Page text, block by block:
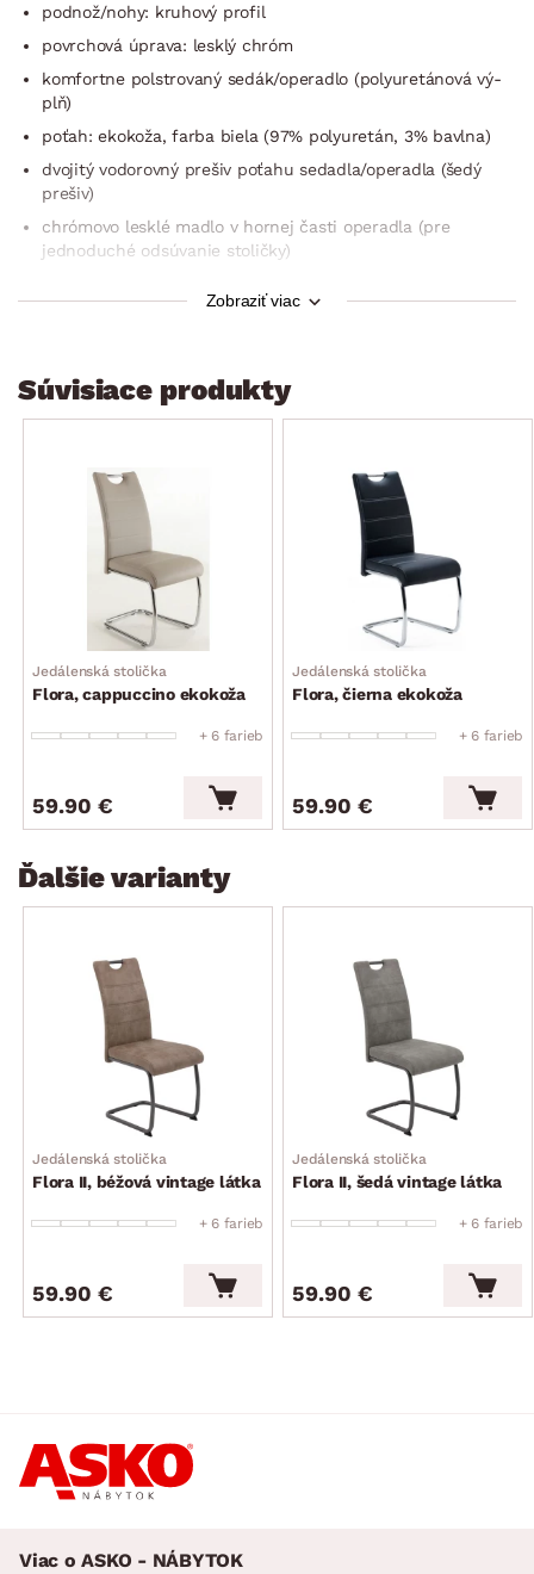
podnož/nohy: kruhový profil
povrchová úprava: lesklý chróm
komfortne polstrovaný sedák/operadlo (polyuretánová vý­
plň)
poťah: ekokoža, farba biela (97% polyuretán, 3% bavlna)
dvojitý vodorovný prešiv poťahu sedadla/operadla (šedý
prešiv)
chrómovo lesklé madlo v hornej časti operadla (pre
jednoduché odsúvanie stoličky)
dodávané v demonte
Zobraziť viac
Súvisiace produkty
Jedálenská stolička
Flora, cappuccino ekokoža
+ 6 farieb
59.90 €
Jedálenská stolička
Flora, čierna ekokoža
+ 6 farieb
59.90 €
Ďalšie varianty
Jedálenská stolička
Flora II, béžová vintage látka
+ 6 farieb
59.90 €
Jedálenská stolička
Flora II, šedá vintage látka
+ 6 farieb
59.90 €
Viac o ASKO - NÁBYTOK